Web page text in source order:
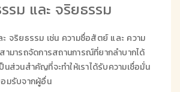
ม และ จริยธรรม
จริยธรรม เช่น ความซื่อสัตย์ และ ความ
ามารถจัดการสถานการณ์ที่ยากลำบากได้
ส่วนสำคัญที่จะทำให้เราได้รับความเชื่อมั่น
มรับจากผู้อื่น